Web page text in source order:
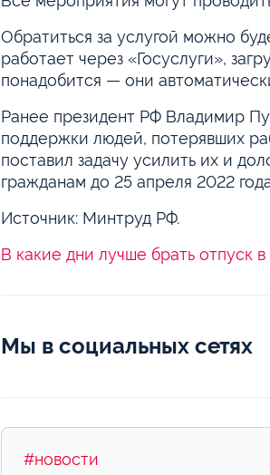
Обратиться за услугой можно
работает через «Госуслуги»,
понадобится — они
Ранее президент РФ Владимир
поддержки людей, потерявших
поставил задачу усилить их и
гражданам до 25 апреля 2022
Источник: Минтруд РФ.
В какие дни лучше брать отпуск в
Мы в социальных сетях
#новости